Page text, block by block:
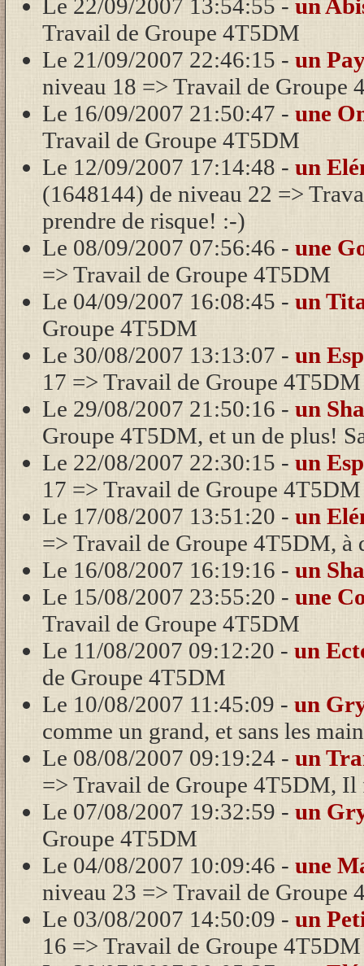
Le 22/09/2007 13:54:55 - un
Travail de Groupe 4T5DM
Le 21/09/2007 22:46:15 - un
niveau 18 => Travail de Groupe
Le 16/09/2007 21:50:47 - une
Travail de Groupe 4T5DM
Le 12/09/2007 17:14:48 - un
(1648144) de niveau 22 =>
prendre de risque! :-)
Le 08/09/2007 07:56:46 - une
=> Travail de Groupe 4T5DM
Le 04/09/2007 16:08:45 - un
Groupe 4T5DM
Le 30/08/2007 13:13:07 - un
17 => Travail de Groupe 4T5DM
Le 29/08/2007 21:50:16 - un
Groupe 4T5DM, et un de plus!
Le 22/08/2007 22:30:15 - un
17 => Travail de Groupe 4T5DM
Le 17/08/2007 13:51:20 - un
=> Travail de Groupe 4T5DM, à
Le 16/08/2007 16:19:16 - un
Le 15/08/2007 23:55:20 - une
Travail de Groupe 4T5DM
Le 11/08/2007 09:12:20 - un
de Groupe 4T5DM
Le 10/08/2007 11:45:09 - un
comme un grand, et sans les
Le 08/08/2007 09:19:24 - un
=> Travail de Groupe 4T5DM,
Le 07/08/2007 19:32:59 - un
Groupe 4T5DM
Le 04/08/2007 10:09:46 - une
niveau 23 => Travail de Groupe
Le 03/08/2007 14:50:09 - un
16 => Travail de Groupe 4T5DM